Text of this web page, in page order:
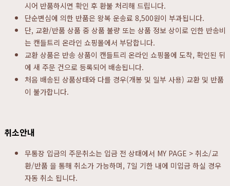
시어 반품하시면 확인 후 환불 처리해 드립니다.
단순변심에 의한 반품은 왕복 운송료 8,500원이 부과됩니다.
단, 교환/반품 상품 중 상품 불량 또는 상품 정보 상이로 인한 반송비
는 캔들트리 온라인 쇼핑몰에서 부담합니다.
교환 상품은 반송 상품이 캔들트리 온라인 쇼핑몰에 도착, 확인된 뒤
에 새 주문 건으로 등록되어 배송됩니다.
처음 배송된 상품상태와 다를 경우(개봉 및 일부 사용) 교환 및 반품
이 불가합니다.
취소안내
무통장 입금의 주문취소는 입금 전 상태에서 MY PAGE > 취소/교
환/반품 을 통해 취소가 가능하며, 7일 기한 내에 미입금 하실 경우
자동 취소 됩니다.